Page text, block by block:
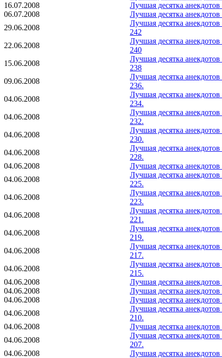
16.07.2008
Лучшая десятка
06.07.2008
Лучшая десятка
29.06.2008
Лучшая десятка
242
22.06.2008
Лучшая десятка
240
15.06.2008
Лучшая десятка
238
09.06.2008
Лучшая десятка
236.
04.06.2008
Лучшая десятка
234.
04.06.2008
Лучшая десятка
232.
04.06.2008
Лучшая десятка
230.
04.06.2008
Лучшая десятка
228.
04.06.2008
Лучшая десятка
04.06.2008
Лучшая десятка
225.
04.06.2008
Лучшая десятка
223.
04.06.2008
Лучшая десятка
221.
04.06.2008
Лучшая десятка
219.
04.06.2008
Лучшая десятка
217.
04.06.2008
Лучшая десятка
215.
04.06.2008
Лучшая десятка
04.06.2008
Лучшая десятка
04.06.2008
Лучшая десятка
04.06.2008
Лучшая десятка
210.
04.06.2008
Лучшая десятка
04.06.2008
Лучшая десятка
207.
04.06.2008
Лучшая десятка